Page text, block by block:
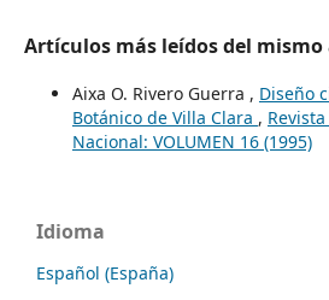
Artículos más leídos del
Aixa O. Rivero Guerra , Diseño
Botánico de Villa Clara ,
Nacional: VOLUMEN 16 (1995)
Idioma
Español (España)